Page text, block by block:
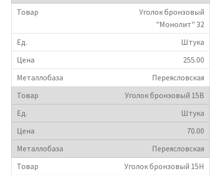
Уголок бронзовый
"Монолит" 32
Штука
255.00
Переясловская
Уголок бронзовый 15В
Штука
70.00
Переясловская
Уголок бронзовый 15Н